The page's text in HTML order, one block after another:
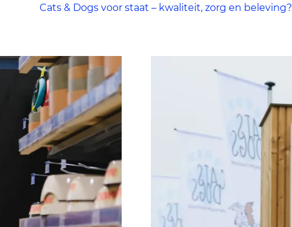
Cats & Dogs voor staat – kwaliteit, zorg en beleving?